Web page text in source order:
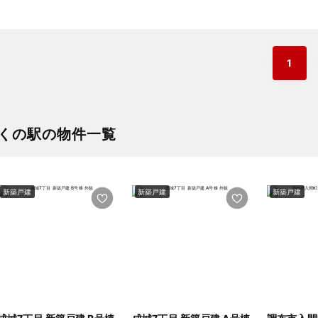
1
の駅の物件一覧
新築戸建 新築戸建 新築戸建